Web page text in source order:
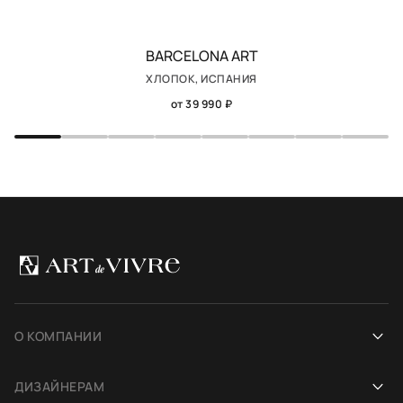
BARCELONA ART
ХЛОПОК, ИСПАНИЯ
от 39 990 ₽
О КОМПАНИИ
ДИЗАЙНЕРАМ